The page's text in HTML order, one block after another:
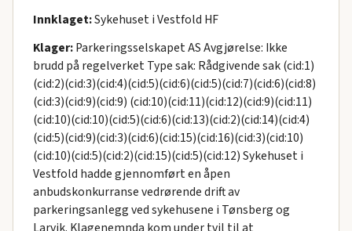
Innklaget:Sykehuset i Vestfold HF
Klager:Parkeringsselskapet AS Avgjørelse: Ikke
brudd på regelverket Type sak: Rådgivende sak (cid:1)
(cid:2)(cid:3)(cid:4)(cid:5)(cid:6)(cid:5)(cid:7)(cid:6)(cid:8)
(cid:3)(cid:9)(cid:9) (cid:10)(cid:11)(cid:12)(cid:9)(cid:11)
(cid:10)(cid:10)(cid:5)(cid:6)(cid:13)(cid:2)(cid:14)(cid:4)
(cid:5)(cid:9)(cid:3)(cid:6)(cid:15)(cid:16)(cid:3)(cid:10)
(cid:10)(cid:5)(cid:2)(cid:15)(cid:5)(cid:12) Sykehuset i
Vestfold hadde gjennomført en åpen
anbudskonkurranse vedrørende drift av
parkeringsanlegg ved sykehusene i Tønsberg og